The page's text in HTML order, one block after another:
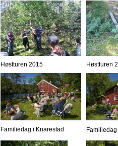
Høstturen 2015 Høstturen
Familiedag i Knarestad